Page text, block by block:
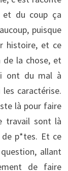
et du coup ça
puisque
histoire, et ce
de la chose, et
ont du mal à
caractérise.
là pour faire
travail sont là
p*tes. Et ce
allant
de faire